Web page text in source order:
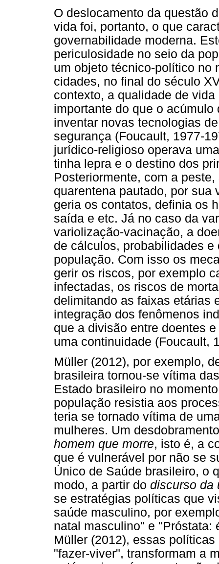
O deslocamento da questão
vida foi, portanto, o que
governabilidade moderna.
periculosidade no seio da
um objeto técnico-político no
cidades, no final do século
contexto, a qualidade de
importante do que o
inventar novas tecnologias
segurança (Foucault, 1977-
jurídico-religioso operava
tinha lepra e o destino dos
Posteriormente, com a
quarentena pautado, por
geria os contatos, definia os
saída e etc. Já no caso da
variolização-vacinação, a
de cálculos, probabilidades
população. Com isso os
gerir os riscos, por exemplo
infectadas, os riscos de
delimitando as faixas etárias
integração dos fenômenos
que a divisão entre doentes
uma continuidade (Foucault,
Müller (2012), por exemplo,
brasileira tornou-se vítima
Estado brasileiro no
população resistia aos
teria se tornado vítima de
mulheres. Um
homem que morre, isto é, a
que é vulnerável por não se
Único de Saúde brasileiro, o
modo, a partir do discurso da
se estratégias políticas que
saúde masculino, por
natal masculino" e "Próstata:
Müller (2012), essas
"fazer-viver", transformam a